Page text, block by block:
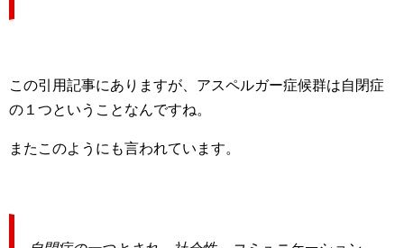
この引用記事にありますが、アスペルガー症候群は自閉症
の１つということなんですね。
またこのようにも言われています。